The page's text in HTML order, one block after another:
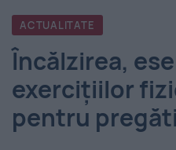
România
Evenimentul
Zilei
ACTUALITATE
Încălzirea,
exercițiilor
pentru